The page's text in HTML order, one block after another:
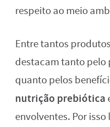
respeito ao meio
Entre tantos
destacam tanto
quanto pelos
nutrição prebiótica
envolventes. Por